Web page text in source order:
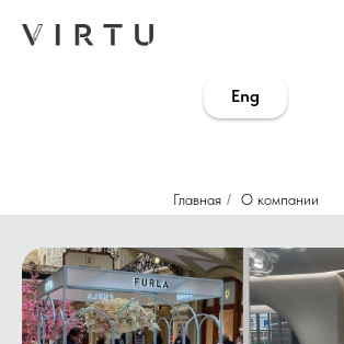
Eng
Главная / О компании